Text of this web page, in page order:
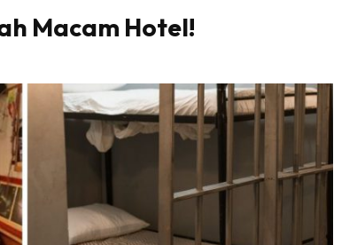
to date tentang tempat healing dan relax
Berlibur dan download
sekarang!
Macam Hotel!